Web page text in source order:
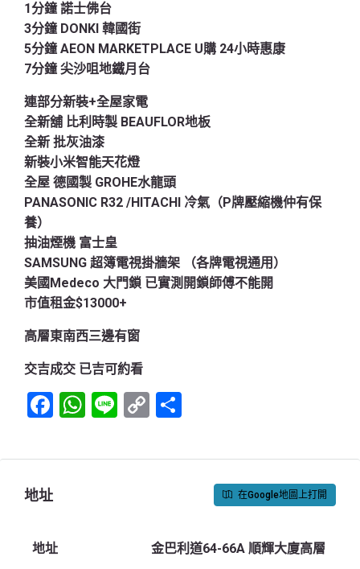
1分鐘 諾士佛台
3分鐘 DONKI 韓國街
5分鐘 AEON MARKETPLACE U購 24小時惠康
7分鐘 尖沙咀地鐵月台
連部分新裝+全屋家電
全新舖 比利時製 BEAUFLOR地板
全新 批灰油漆
新裝小米智能天花燈
全屋 德國製 GROHE水龍頭
PANASONIC R32 /HITACHI 冷氣（P牌壓縮機仲有保
養）
抽油煙機 富士皇
SAMSUNG 超簿電視掛牆架 （各牌電視通用）
美國Medeco 大門鎖 已實測開鎖師傅不能開
市值租金$13000+
高層東南西三邊有窗
交吉成交 已吉可約看
Facebook
WhatsApp
LineCopy
地址 在Google地圖上打開
地址
金巴利道64-66A 順輝大廈高層